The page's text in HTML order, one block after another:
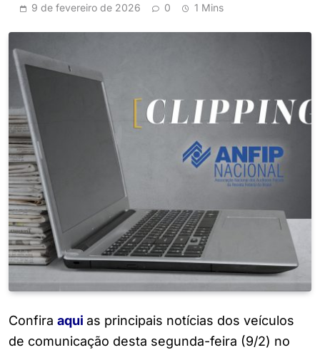
9 de fevereiro de 2026 0 1 Mins
Confira aqui as principais notícias dos veículos
de comunicação desta segunda-feira (9/2) no